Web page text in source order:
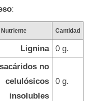
:
Nutriente Cantidad
Lignina 0 g.
no
celulósicos
insolubles
0 g.